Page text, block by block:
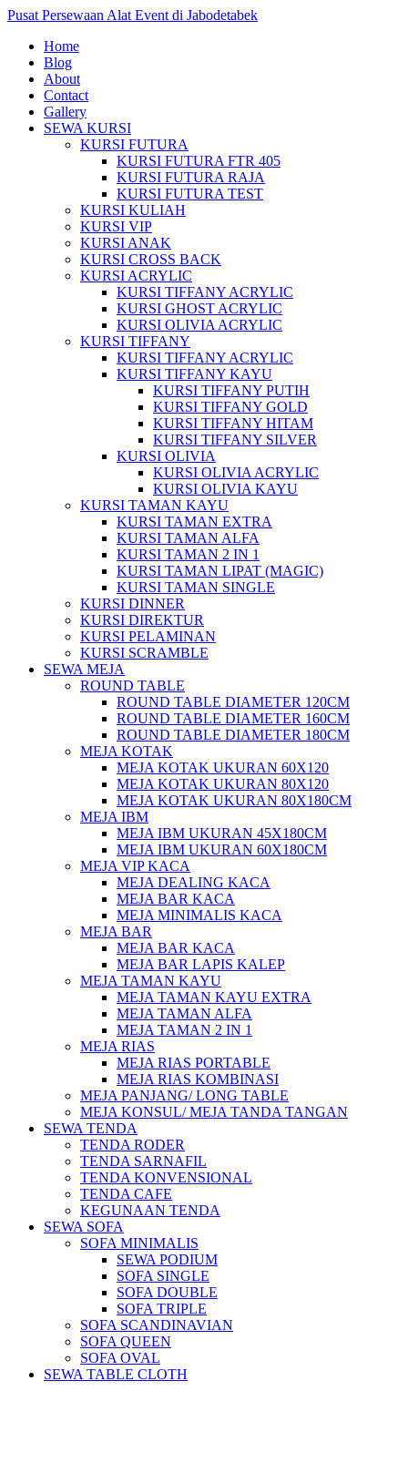
Pusat Persewaan Alat Event di Jabodetabek
Home
Blog
About
Contact
Gallery
SEWA KURSI
KURSI FUTURA
KURSI FUTURA FTR 405
KURSI FUTURA RAJA
KURSI FUTURA TEST
KURSI KULIAH
KURSI VIP
KURSI ANAK
KURSI CROSS BACK
KURSI ACRYLIC
KURSI TIFFANY ACRYLIC
KURSI GHOST ACRYLIC
KURSI OLIVIA ACRYLIC
KURSI TIFFANY
KURSI TIFFANY ACRYLIC
KURSI TIFFANY KAYU
KURSI TIFFANY PUTIH
KURSI TIFFANY GOLD
KURSI TIFFANY HITAM
KURSI TIFFANY SILVER
KURSI OLIVIA
KURSI OLIVIA ACRYLIC
KURSI OLIVIA KAYU
KURSI TAMAN KAYU
KURSI TAMAN EXTRA
KURSI TAMAN ALFA
KURSI TAMAN 2 IN 1
KURSI TAMAN LIPAT (MAGIC)
KURSI TAMAN SINGLE
KURSI DINNER
KURSI DIREKTUR
KURSI PELAMINAN
KURSI SCRAMBLE
SEWA MEJA
ROUND TABLE
ROUND TABLE DIAMETER 120CM
ROUND TABLE DIAMETER 160CM
ROUND TABLE DIAMETER 180CM
MEJA KOTAK
MEJA KOTAK UKURAN 60X120
MEJA KOTAK UKURAN 80X120
MEJA KOTAK UKURAN 80X180CM
MEJA IBM
MEJA IBM UKURAN 45X180CM
MEJA IBM UKURAN 60X180CM
MEJA VIP KACA
MEJA DEALING KACA
MEJA BAR KACA
MEJA MINIMALIS KACA
MEJA BAR
MEJA BAR KACA
MEJA BAR LAPIS KALEP
MEJA TAMAN KAYU
MEJA TAMAN KAYU EXTRA
MEJA TAMAN ALFA
MEJA TAMAN 2 IN 1
MEJA RIAS
MEJA RIAS PORTABLE
MEJA RIAS KOMBINASI
MEJA PANJANG/ LONG TABLE
MEJA KONSUL/ MEJA TANDA TANGAN
SEWA TENDA
TENDA RODER
TENDA SARNAFIL
TENDA KONVENSIONAL
TENDA CAFE
KEGUNAAN TENDA
SEWA SOFA
SOFA MINIMALIS
SEWA PODIUM
SOFA SINGLE
SOFA DOUBLE
SOFA TRIPLE
SOFA SCANDINAVIAN
SOFA QUEEN
SOFA OVAL
SEWA TABLE CLOTH